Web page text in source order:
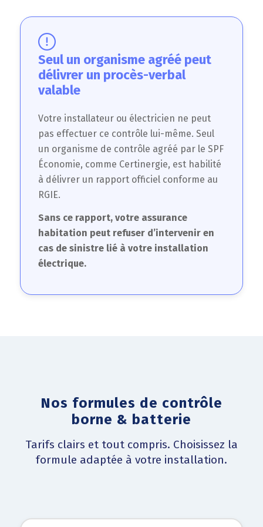
Seul un organisme agréé peut
délivrer un procès-verbal
valable
Votre installateur ou électricien ne peut
pas effectuer ce contrôle lui-même. Seul
un organisme de contrôle agréé par le SPF
Économie, comme Certinergie, est habilité
à délivrer un rapport officiel conforme au
RGIE.
Sans ce rapport, votre assurance
habitation peut refuser d’intervenir en
cas de sinistre lié à votre installation
électrique.
Nos formules de contrôle
borne & batterie
Tarifs clairs et tout compris. Choisissez la
formule adaptée à votre installation.